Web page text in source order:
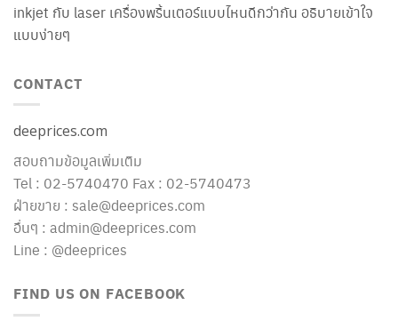
inkjet กับ laser เครื่องพริ้นเตอร์แบบไหนดีกว่ากัน อธิบายเข้าใจ
แบบง่ายๆ
CONTACT
deeprices.com
สอบถามข้อมูลเพิ่มเติม
Tel : 02-5740470 Fax : 02-5740473
ฝ่ายขาย : sale@deeprices.com
อื่นๆ : admin@deeprices.com
Line : @deeprices
FIND US ON FACEBOOK